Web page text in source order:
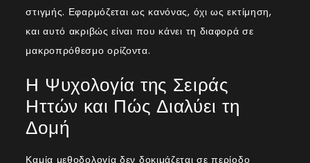
στιγμής. Εφαρμόζεται ως κανόνας, όχι ως εκτίμηση,
και αυτό ακριβώς είναι που κάνει τη διαφορά σε
μακροπρόθεσμο ορίζοντα.
Η Ψυχολογία της Σειράς
Ηττών και Πώς Διαλύει τη
Δομή
Καμία μεθοδολογία δεν δοκιμάζεται σε περίοδο